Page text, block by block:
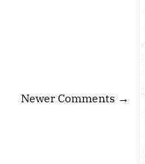
Newer Comments →